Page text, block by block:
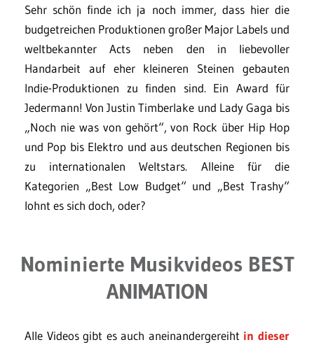
Sehr schön finde ich ja noch immer, dass hier die
budgetreichen Produktionen großer Major Labels und
weltbekannter Acts neben den in liebevoller
Handarbeit auf eher kleineren Steinen gebauten
Indie-Produktionen zu finden sind. Ein Award für
Jedermann! Von Justin Timberlake und Lady Gaga bis
„Noch nie was von gehört“, von Rock über Hip Hop
und Pop bis Elektro und aus deutschen Regionen bis
zu internationalen Weltstars. Alleine für die
Kategorien „Best Low Budget“ und „Best Trashy“
lohnt es sich doch, oder?
Nominierte Musikvideos BEST
ANIMATION
Alle Videos gibt es auch aneinandergereiht in dieser